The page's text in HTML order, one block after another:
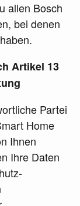
allen Bosch
bei denen
Artikel 13
Partei
Home
Ihnen
Ihre Daten